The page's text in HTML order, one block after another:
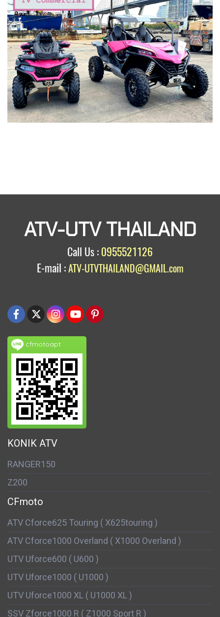
ATV-UTV THAILAND
Call Us : 0955521126
E-mail :ATV-UTVTHAILAND@GMAIL.com
cfmotoapt
KONIK ATV
RANGER150
Z200
CFmoto
ATV Cforce625 Touring ( X625touring )
ATV Cforce1000 Overland ( X1000 Overland )
UTV Uforce600 ( U600 )
UTV Uforce1000 ( U1000 )
UTV Uforce1000 XL ( U1000 XL )
SSV Zforce1000 R ( Z1000 Sport R )